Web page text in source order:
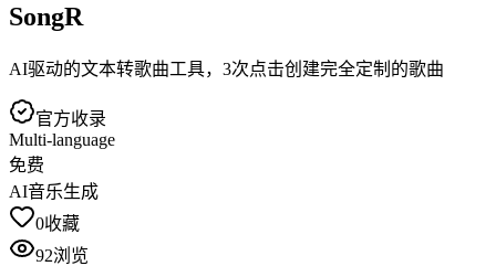
SongR
AI驱动的文本转歌曲工具，3次点击创建完全定制的歌曲
官方收录
Multi-language
免费
AI音乐生成
0收藏
92浏览